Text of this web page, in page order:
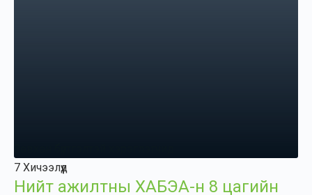
7 Хичээлүүд
Нийт ажилтны ХАБЭА-н 8 цагийн